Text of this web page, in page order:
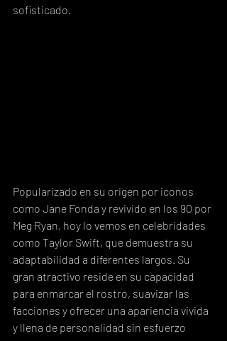
sofisticado.
Popularizado en su origen por iconos
como Jane Fonda y revivido en los 90 por
Meg Ryan, hoy lo vemos en celebridades
como Taylor Swift, que demuestra su
adaptabilidad a diferentes largos. Su
gran atractivo reside en su capacidad
para enmarcar el rostro, suavizar las
facciones y ofrecer una apariencia vivida
y llena de personalidad sin esfuerzo